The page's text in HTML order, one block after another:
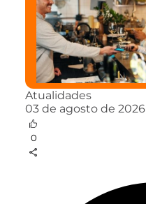
Atualidades
03 de agosto de 2026
0